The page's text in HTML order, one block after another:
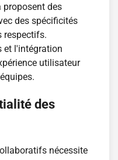
proposent des
des spécificités
respectifs.
et l'intégration
utilisateur
des
nécessite